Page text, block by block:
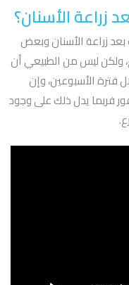
زراعة الأسنان؟
زراعة الأسنانوبعض
ولكن ليس من الطبيعي أن
فترة الأسبوعين، وإن
فربما يدل ذلك على وجود